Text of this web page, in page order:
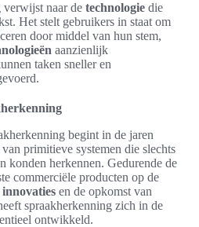
verwijst naar de technologie die
Het stelt gebruikers in staat om
door middel van hun stem,
aanzienlijk
taken sneller en
begint in de jaren
primitieve systemen die slechts
konden herkennen. Gedurende de
commerciële producten op de
innovaties en de opkomst van
spraakherkenning zich in de
ontwikkeld.